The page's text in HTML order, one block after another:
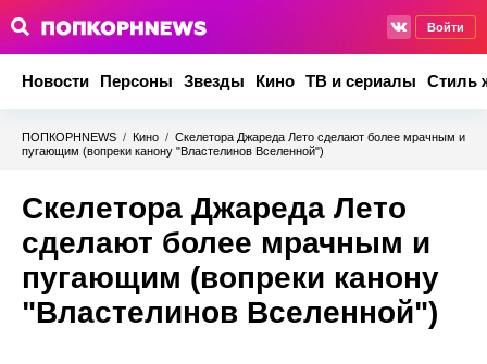
Войти
Новости Персоны Звезды Кино ТВ и сериалы Стиль
ПОПКОРНNEWS / Кино / Скелетора Джареда Лето сделают более мрачным и
пугающим (вопреки канону "Властелинов Вселенной")
Скелетора Джареда Лето
сделают более мрачным и
пугающим (вопреки канону
"Властелинов Вселенной")